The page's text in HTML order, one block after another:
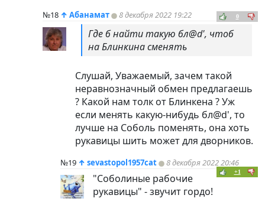
№18 ↑ Абанамат 8 декабря 2022 19:22 0
Где б найти такую бл@d', чтоб
на Блинкина сменять
Слушай, Уважаемый, зачем такой
неравнозначный обмен предлагаешь
? Какой нам толк от Блинкена ? Уж
если менять какую-нибудь бл@d', то
лучше на Соболь поменять, она хоть
рукавицы шить может для дворников.
№19 ↑ sevastopol1957cat 8 декабря 2022 20:46
+1
"Соболиные рабочие
рукавицы" - звучит гордо!